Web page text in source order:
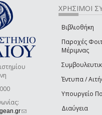
(link sends e-mail)
ΧΡΗΣΙΜΟΙ
Βιβλιοθήκη
Παροχές
Μέριμνας
Έντυπα /
Υπουργείο
Διαύγεια